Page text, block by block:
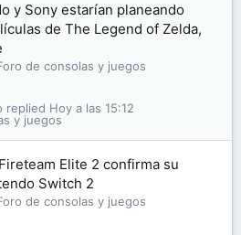
y Sony estarían planeando
de The Legend of Zelda,
de consolas y juegos
y juegos
Hoy a las 15:12
Elite 2 confirma su
Switch 2
de consolas y juegos